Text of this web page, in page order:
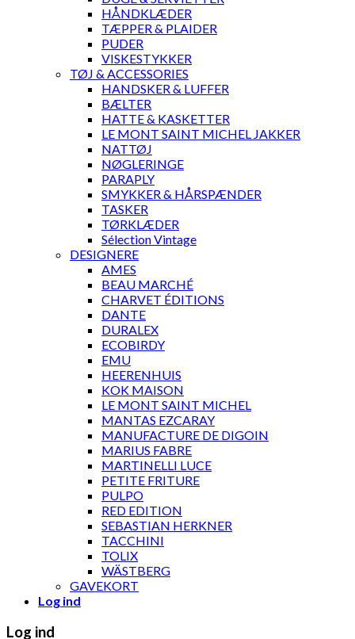
HÅNDKLÆDER
TÆPPER & PLAIDER
PUDER
VISKESTYKKER
TØJ & ACCESSORIES
HANDSKER & LUFFER
BÆLTER
HATTE & KASKETTER
LE MONT SAINT MICHEL JAKKER
NATTØJ
NØGLERINGE
PARAPLY
SMYKKER & HÅRSPÆNDER
TASKER
TØRKLÆDER
Sélection Vintage
DESIGNERE
AMES
BEAU MARCHÉ
CHARVET ÉDITIONS
DANTE
DURALEX
ECOBIRDY
EMU
HEERENHUIS
KOK MAISON
LE MONT SAINT MICHEL
MANTAS EZCARAY
MANUFACTURE DE DIGOIN
MARIUS FABRE
MARTINELLI LUCE
PETITE FRITURE
PULPO
RED EDITION
SEBASTIAN HERKNER
TACCHINI
TOLIX
WÄSTBERG
GAVEKORT
Log ind
Log ind